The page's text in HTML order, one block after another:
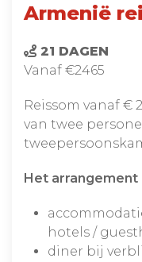
Armenië
21 DAGEN
Vanaf €2465
Reissom vanaf €
van twee
Het arrangement
hotels /
diner bij